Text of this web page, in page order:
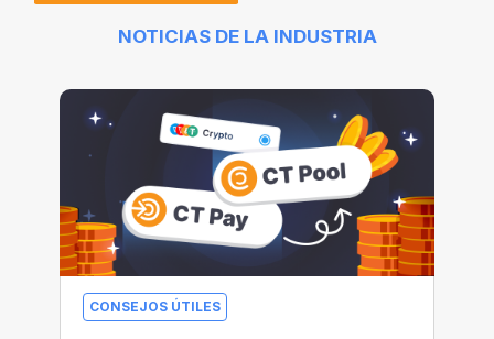
NOTICIAS DE LA INDUSTRIA
CONSEJOS ÚTILES